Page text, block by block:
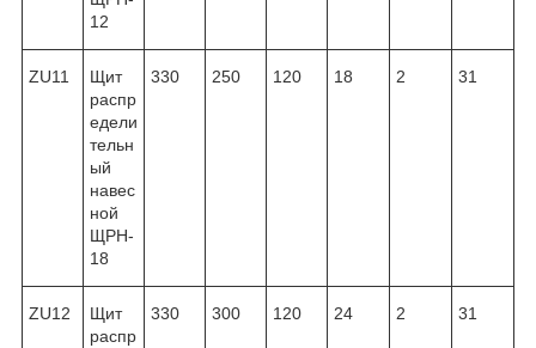
12
ZU11
Щит
распр
едели
тельн
ый
навес
ной
ЩРН-
18
330 250 120 18 2 31
ZU12
Щит
распр
330 300 120 24 2 31